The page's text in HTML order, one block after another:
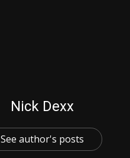
Nick Dexx
See author's posts